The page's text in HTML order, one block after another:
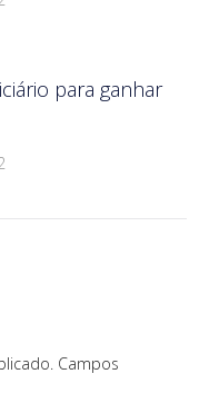
para ganhar
Campos